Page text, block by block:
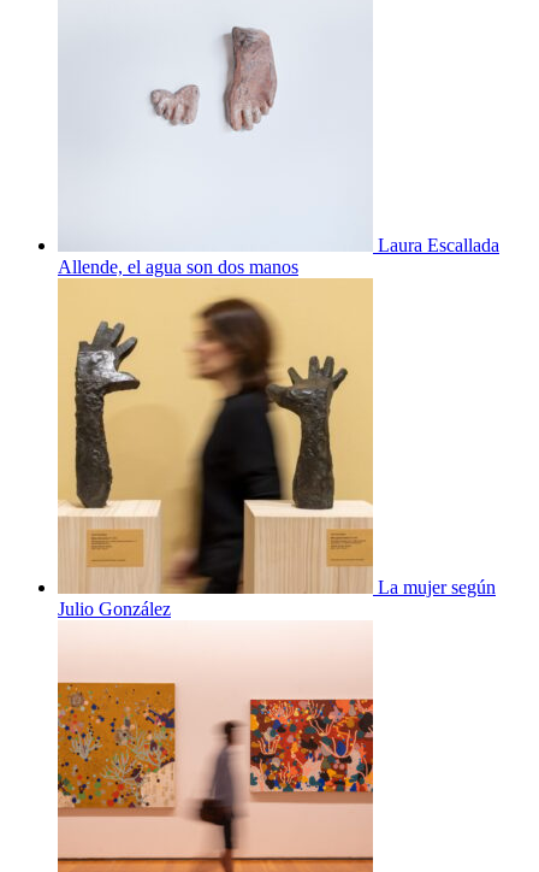
Laura Escallada
Allende, el agua son dos manos
La mujer según
Julio González